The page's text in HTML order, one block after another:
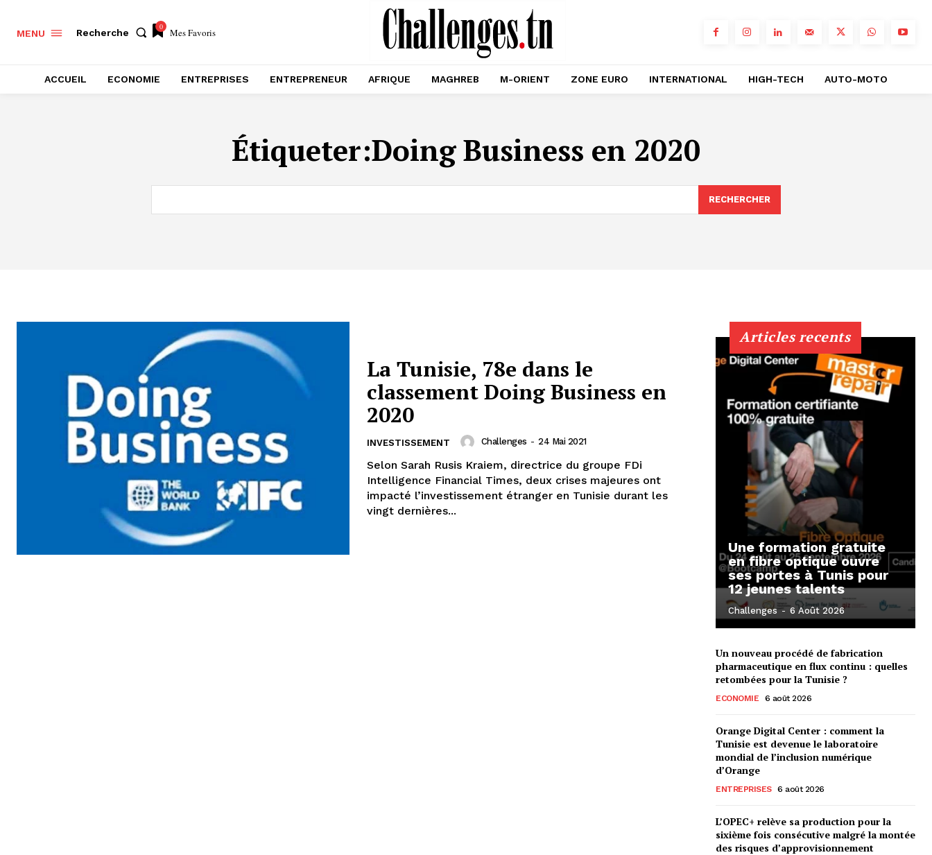
MENU Recherche
0 Mes Favoris
ACCUEIL ECONOMIE ENTREPRISES ENTREPRENEUR AFRIQUE MAGHREB M-ORIENT ZONE EURO INTERNATIONAL HIGH-TECH AUTO-MOTO
Étiqueter:Doing Business en 2020
RECHERCHER
La Tunisie, 78e dans le
classement Doing Business en
2020
INVESTISSEMENT Challenges - 24 Mai 2021
Selon Sarah Rusis Kraiem, directrice du groupe FDi
Intelligence Financial Times, deux crises majeures ont
impacté l’investissement étranger en Tunisie durant les
vingt dernières...
Articles recents
Une formation gratuite
en fibre optique ouvre
ses portes à Tunis pour
12 jeunes talents
Challenges - 6 Août 2026
Un nouveau procédé de fabrication
pharmaceutique en flux continu : quelles
retombées pour la Tunisie ?
ECONOMIE 6 août 2026
Orange Digital Center : comment la
Tunisie est devenue le laboratoire
mondial de l’inclusion numérique
d’Orange
ENTREPRISES 6 août 2026
L’OPEC+ relève sa production pour la
sixième fois consécutive malgré la montée
des risques d’approvisionnement